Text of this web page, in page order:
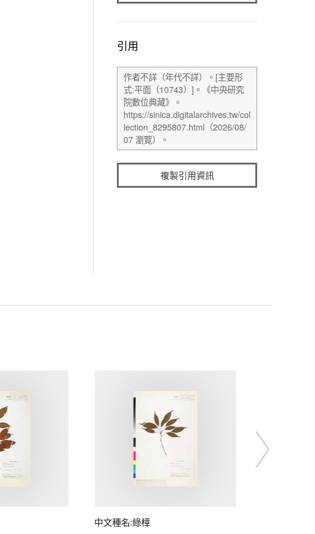
引用
複製引用資訊
中文種名:綠樟